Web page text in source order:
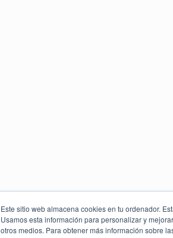
Este sitio web almacena cookies en tu ordenador.
Usamos esta información para personalizar y
otros medios. Para obtener más información sobre